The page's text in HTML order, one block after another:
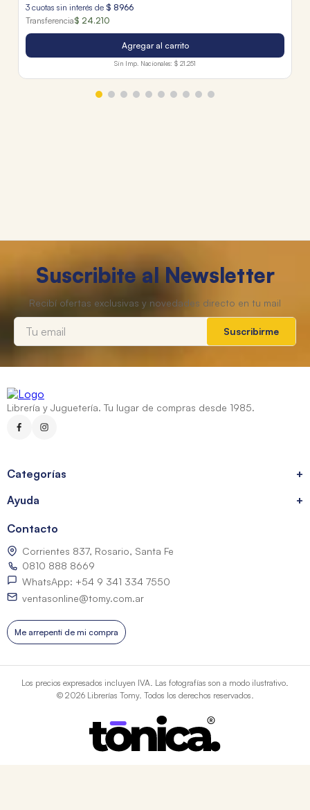
3 cuotas sin interés de $ 8966
Transferencia$ 24.210
Agregar al carrito
Sin Imp. Nacionales: $ 21.251
Suscribite al Newsletter
Suscribirme
Librería y Juguetería. Tu lugar de compras desde 1985.
Categorías
+
Ayuda
+
Contacto
Corrientes 837, Rosario, Santa Fe
0810 888 8669
WhatsApp: +54 9 341 334 7550
ventasonline@tomy.com.ar
Me arrepentí de mi compra
Los precios expresados incluyen IVA. Las fotografías son a modo ilustrativo.
© 2026 Librerías Tomy. Todos los derechos reservados.